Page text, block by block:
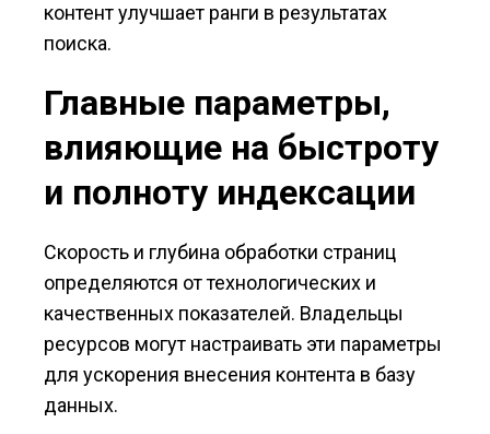
контент улучшает ранги в результатах
поиска.
Главные параметры,
влияющие на быстроту
и полноту индексации
Скорость и глубина обработки страниц
определяются от технологических и
качественных показателей. Владельцы
ресурсов могут настраивать эти параметры
для ускорения внесения контента в базу
данных.